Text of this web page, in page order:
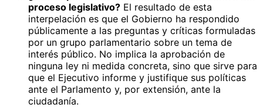
proceso legislativo? El resultado de esta
interpelación es que el Gobierno ha respondido
públicamente a las preguntas y críticas formuladas
por un grupo parlamentario sobre un tema de
interés público. No implica la aprobación de
ninguna ley ni medida concreta, sino que sirve para
que el Ejecutivo informe y justifique sus políticas
ante el Parlamento y, por extensión, ante la
ciudadanía.